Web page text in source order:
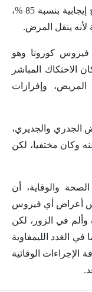
لافتا إلى أن اللقاح قد يكون مؤثرا وله نتائج إيجابية بنسبة 85 %،
لأنه ينقل المرض.
كورونا وهو
الاحتكاك المباشر
وإفرازات
الجدري والجديري،
وكان مختفيا، لكن
والوقاية، أن
أعراض أي فيروس
في الزور، لكن
الغدد الليمفاوية
الإجراءات الوقائية